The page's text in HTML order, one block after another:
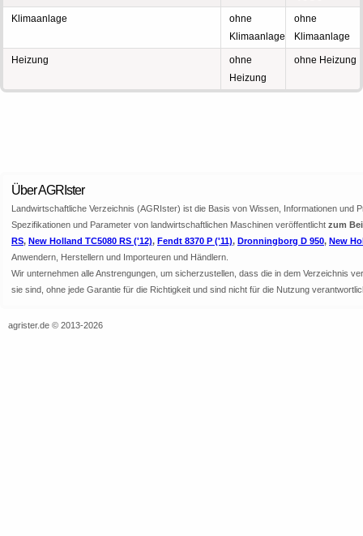
Klimaanlage
ohne
Klimaanlage
ohne
Klimaanlage
Heizung
ohne
Heizung
ohne Heizung
Über AGRIster
Landwirtschaftliche Verzeichnis (AGRIster) ist die Basis von Wissen, Informationen
Spezifikationen und Parameter von landwirtschaftlichen Maschinen veröffentlicht zum
RS, New Holland TC5080 RS ('12), Fendt 8370 P ('11), Dronningborg D 950, New
Anwendern, Herstellern und Importeuren und Händlern.
Wir unternehmen alle Anstrengungen, um sicherzustellen, dass die in dem Verzeichnis
sie sind, ohne jede Garantie für die Richtigkeit und sind nicht für die Nutzung
agrister.de © 2013-2026